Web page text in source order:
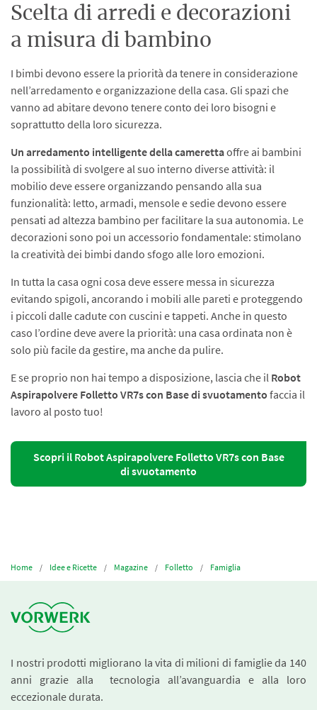
Scelta di arredi e decorazioni
a misura di bambino
I bimbi devono essere la priorità da tenere in considerazione
nell’arredamento e organizzazione della casa. Gli spazi che
vanno ad abitare devono tenere conto dei loro bisogni e
soprattutto della loro sicurezza.
Un arredamento intelligente della camerettaoffre ai bambini
la possibilità di svolgere al suo interno diverse attività: il
mobilio deve essere organizzando pensando alla sua
funzionalità: letto, armadi, mensole e sedie devono essere
pensati ad altezza bambino per facilitare la sua autonomia. Le
decorazioni sono poi un accessorio fondamentale: stimolano
la creatività dei bimbi dando sfogo alle loro emozioni.
In tutta la casa ogni cosa deve essere messa in sicurezza
evitando spigoli, ancorando i mobili alle pareti e proteggendo
i piccoli dalle cadute con cuscini e tappeti. Anche in questo
caso l’ordine deve avere la priorità: una casa ordinata non è
solo più facile da gestire, ma anche da pulire.
E se proprio non hai tempo a disposizione, lascia che il Robot
Aspirapolvere Folletto VR7s con Base di svuotamento faccia il
lavoro al posto tuo!
Scopri il Robot Aspirapolvere Folletto VR7s con Base
di svuotamento
Home Idee e Ricette Magazine Folletto Famiglia
I nostri prodotti migliorano la vita di milioni di famiglie da 140
anni grazie alla tecnologia all’avanguardia e alla loro
eccezionale durata.